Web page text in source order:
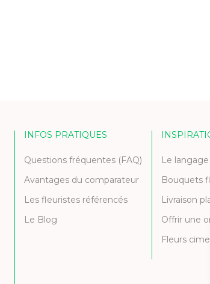
INFOS PRATIQUES
Questions fréquentes (FAQ)
Avantages du comparateur
Les fleuristes référencés
Le Blog
Le
Bouquets
Livraison
Offrir une
Fleurs